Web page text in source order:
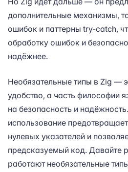
дополнительные механизмы,
ошибок и паттерны try-catch,
обработку ошибок и
надёжнее.
Необязательные типы в Zig —
удобство, а часть философии
на безопасность и
использование
нулевых указателей и
предсказуемый код. Давайте
работают необязательные